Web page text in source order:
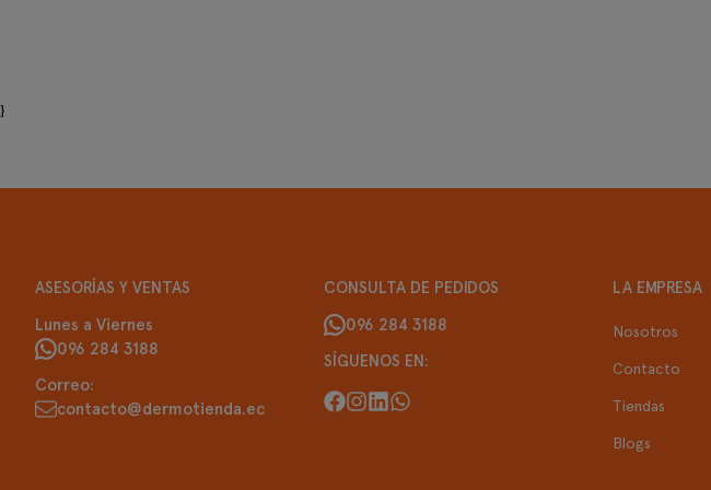
}
ASESORÍAS Y VENTAS
Lunes a Viernes
096 284 3188
Correo:
contacto@dermotienda.ec
CONSULTA DE PEDIDOS
096 284 3188
SÍGUENOS EN:
LA EMPRESA
Nosotros
Contacto
Tiendas
Blogs